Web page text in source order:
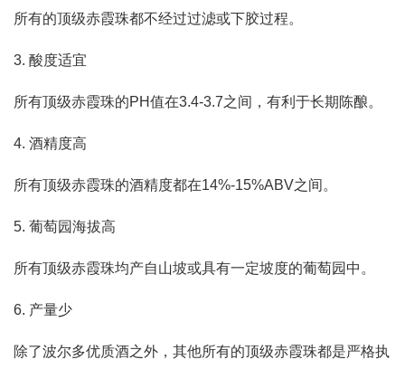
所有的顶级赤霞珠都不经过过滤或下胶过程。
3. 酸度适宜
所有顶级赤霞珠的PH值在3.4-3.7之间，有利于长期陈酿。
4. 酒精度高
所有顶级赤霞珠的酒精度都在14%-15%ABV之间。
5. 葡萄园海拔高
所有顶级赤霞珠均产自山坡或具有一定坡度的葡萄园中。
6. 产量少
除了波尔多优质酒之外，其他所有的顶级赤霞珠都是严格执